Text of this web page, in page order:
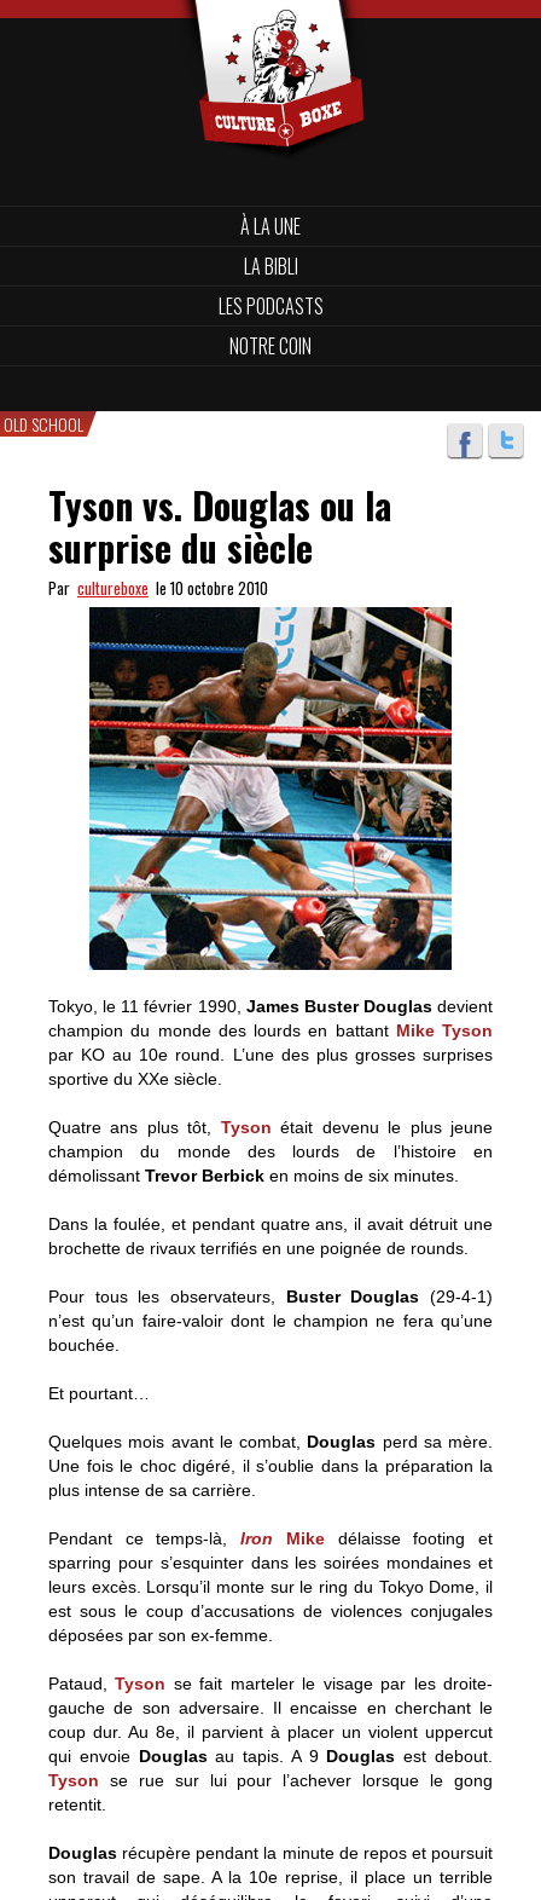
À LA UNE
LA BIBLI
LES PODCASTS
NOTRE COIN
OLD SCHOOL
Tyson vs. Douglas ou la
surprise du siècle
Par cultureboxe le 10 octobre 2010
Tokyo, le 11 février 1990, James Buster Douglasdevient
champion du monde des lourds en battant Mike Tyson
par KO au 10e round. L’une des plus grosses surprises
sportive du XXe siècle.
Quatre ans plus tôt, Tyson était devenu le plus jeune
champion du monde des lourds de l’histoire en
démolissant Trevor Berbick en moins de six minutes.
Dans la foulée, et pendant quatre ans, il avait détruit une
brochette de rivaux terrifiés en une poignée de rounds.
Pour tous les observateurs, Buster Douglas (29-4-1)
n’est qu’un faire-valoir dont le champion ne fera qu’une
bouchée.
Et pourtant…
Quelques mois avant le combat, Douglas perd sa mère.
Une fois le choc digéré, il s’oublie dans la préparation la
plus intense de sa carrière.
Pendant ce temps-là,Iron Mikedélaisse footing et
sparring pour s’esquinter dans les soirées mondaines et
leurs excès. Lorsqu’il monte sur le ring du Tokyo Dome, il
est sous le coup d’accusations de violences conjugales
déposées par son ex-femme.
Pataud,Tyson se fait marteler le visage par les droite-
gauche de son adversaire. Il encaisse en cherchant le
coup dur. Au 8e, il parvient à placer un violent uppercut
qui envoie Douglasau tapis. A 9 Douglas est debout.
Tyson se rue sur lui pour l’achever lorsque le gong
retentit.
Douglas récupère pendant la minute de repos et poursuit
son travail de sape. A la 10e reprise, il place un terrible